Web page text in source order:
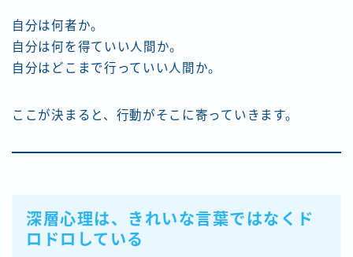
自分は何者か。
自分は何を得ていい人間か。
自分はどこまで行っていい人間か。
ここが決まると、行動がそこに寄っていきます。
深層心理は、きれいな言葉ではなくド
ロドロしている